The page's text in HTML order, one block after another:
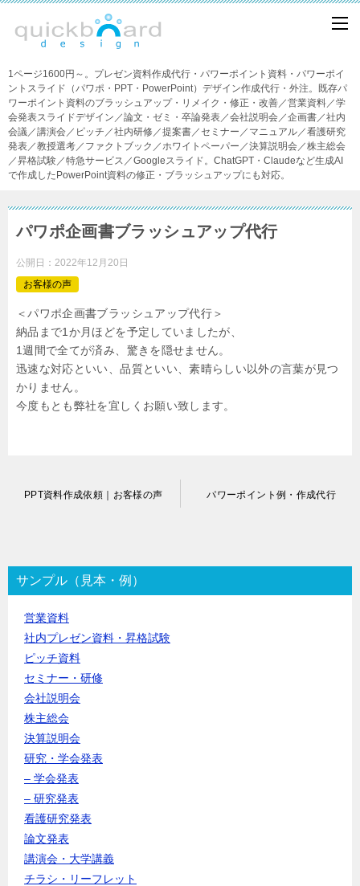
1ページ1600円～。プレゼン資料作成代行・パワーポイント資料・パワーポイ
ントスライド（パワポ・PPT・PowerPoint）デザイン作成代行・外注。既存パ
ワーポイント資料のブラッシュアップ・リメイク・修正・改善／営業資料／学
会発表スライドデザイン／論文・ゼミ・卒論発表／会社説明会／企画書／社内
会議／講演会／ピッチ／社内研修／提案書／セミナー／マニュアル／看護研究
発表／教授選考／ファクトブック／ホワイトペーパー／決算説明会／株主総会
／昇格試験／特急サービス／Googleスライド。ChatGPT・Claudeなど生成AI
で作成したPowerPoint資料の修正・ブラッシュアップにも対応。
パワポ企画書ブラッシュアップ代行
公開日： 2022年12月20日
お客様の声
＜パワポ企画書ブラッシュアップ代行＞
納品まで1か月ほどを予定していましたが、
1週間で全てが済み、驚きを隠せません。
迅速な対応といい、品質といい、素晴らしい以外の言葉が見つ
かりません。
今度もとも弊社を宜しくお願い致します。
ゲ
ー
シ
PPT資料作成依頼｜お客様の声 パワーポイント例・作成代行
サンプル（見本・例）
営業資料
社内プレゼン資料・昇格試験
ピッチ資料
セミナー・研修
会社説明会
株主総会
決算説明会
研究・学会発表
– 学会発表
– 研究発表
看護研究発表
論文発表
講演会・大学講義
チラシ・リーフレット